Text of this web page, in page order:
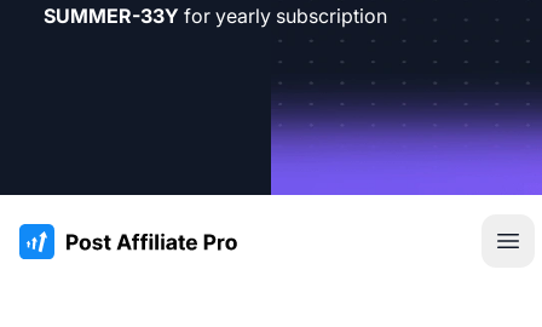
SUMMER-33Y for yearly subscription
:site.title